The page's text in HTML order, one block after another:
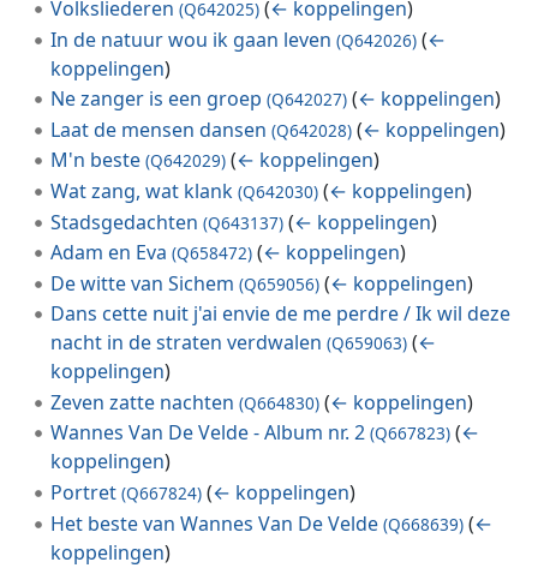
Volksliederen (Q642025) (← koppelingen)
In de natuur wou ik gaan leven (Q642026) (←
koppelingen)
Ne zanger is een groep (Q642027) (← koppelingen)
Laat de mensen dansen (Q642028) (← koppelingen)
M'n beste (Q642029) (← koppelingen)
Wat zang, wat klank (Q642030) (← koppelingen)
Stadsgedachten (Q643137) (← koppelingen)
Adam en Eva (Q658472) (← koppelingen)
De witte van Sichem (Q659056) (← koppelingen)
Dans cette nuit j'ai envie de me perdre / Ik wil deze
nacht in de straten verdwalen (Q659063) (←
koppelingen)
Zeven zatte nachten (Q664830) (← koppelingen)
Wannes Van De Velde - Album nr. 2 (Q667823) (←
koppelingen)
Portret (Q667824) (← koppelingen)
Het beste van Wannes Van De Velde (Q668639) (←
koppelingen)